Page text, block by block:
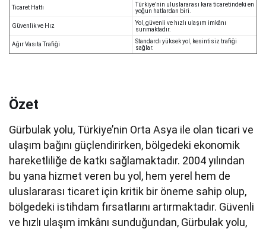
Ticaret Hattı
Türkiye’nin uluslararası kara ticaretindeki en
yoğun hatlardan biri.
Güvenlik ve Hız
Yol, güvenli ve hızlı ulaşım imkânı
sunmaktadır.
Ağır Vasıta Trafiği
Standardı yüksek yol, kesintisiz trafiği
sağlar.
Özet
Gürbulak yolu, Türkiye’nin Orta Asya ile olan ticari ve
ulaşım bağını güçlendirirken, bölgedeki ekonomik
hareketliliğe de katkı sağlamaktadır. 2004 yılından
bu yana hizmet veren bu yol, hem yerel hem de
uluslararası ticaret için kritik bir öneme sahip olup,
bölgedeki istihdam fırsatlarını artırmaktadır. Güvenli
ve hızlı ulaşım imkânı sunduğundan, Gürbulak yolu,